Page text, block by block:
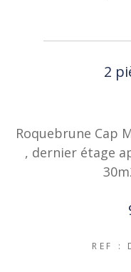
2
Roquebrune Cap
, dernier étage
REF :